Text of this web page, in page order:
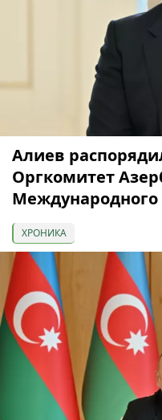
Алиев
Оргкомитет
ХРОНИКА